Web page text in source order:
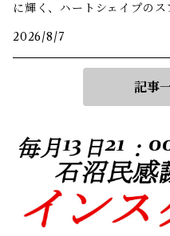
に輝く、ハートシェイプのス
2026/8/7
記事